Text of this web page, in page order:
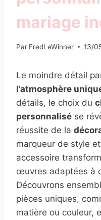
mariage
Par FredLeWinner 13/
Le moindre détail
l’atmosphère
détails, le choix du
personnalisé se
réussite de la
marqueur de style
accessoire
œuvres adaptées à
Découvrons
pièces uniques,
matière ou couleur,